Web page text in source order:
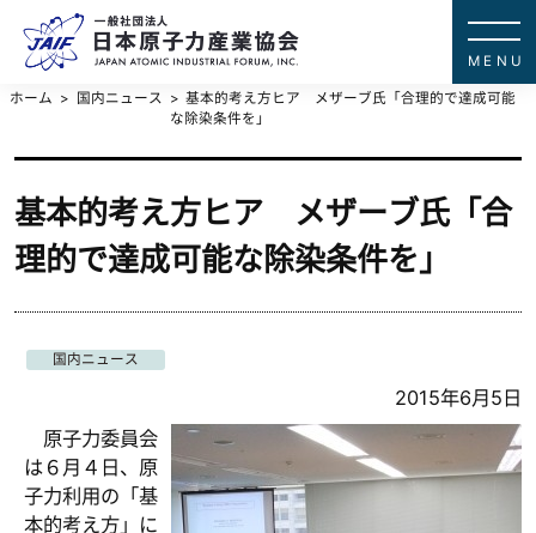
ホーム 国内ニュース
基本的考え方ヒア メザーブ氏「合理的で達成可能
な除染条件を」
基本的考え方ヒア メザーブ氏「合
理的で達成可能な除染条件を」
国内ニュース
2015年6月5日
原子力委員会
は６月４日、原
子力利用の「基
本的考え方」に